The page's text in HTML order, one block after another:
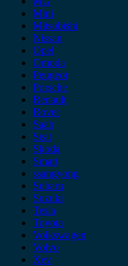
Mini
Mitsubishi
Nissan
Opel
Omoda
Peugeot
Porsche
Renault
Rover
Saab
Seat
Skoda
Smart
ssangyong
Subaru
Suzuki
Tesla
Toyota
Volkswagen
Volvo
Xev